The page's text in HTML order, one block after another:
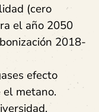
(cero
el año 2050
2018-
efecto
metano.